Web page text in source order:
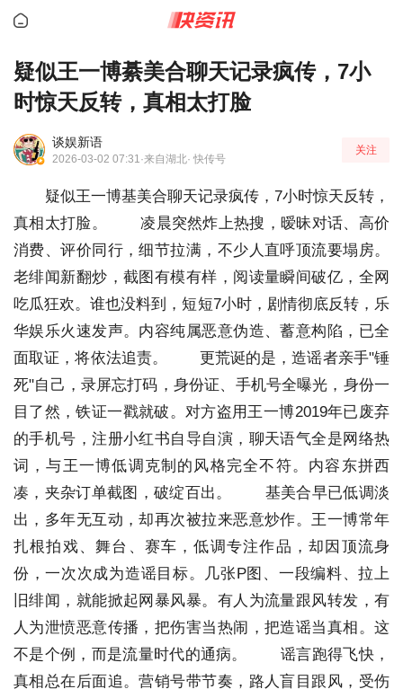
疑似王一博綦美合聊天记录疯传，7小
时惊天反转，真相太打脸
谈娱新语
2026-03-02 07:31·来自湖北· 快传号
关注
疑似王一博基美合聊天记录疯传，7小时惊天反转，
真相太打脸。
凌晨突然炸上热搜，暧昧对话、高价
消费、评价同行，细节拉满，不少人直呼顶流要塌房。
老绯闻新翻炒，截图有模有样，阅读量瞬间破亿，全网
吃瓜狂欢。谁也没料到，短短7小时，剧情彻底反转，乐
华娱乐火速发声。内容纯属恶意伪造、蓄意构陷，已全
面取证，将依法追责。
更荒诞的是，造谣者亲手"锤
死"自己，录屏忘打码，身份证、手机号全曝光，身份一
目了然，铁证一戳就破。对方盗用王一博2019年已废弃
的手机号，注册小红书自导自演，聊天语气全是网络热
词，与王一博低调克制的风格完全不符。内容东拼西
凑，夹杂订单截图，破绽百出。
基美合早已低调淡
出，多年无互动，却再次被拉来恶意炒作。王一博常年
扎根拍戏、舞台、赛车，低调专注作品，却因顶流身
份，一次次成为造谣目标。几张P图、一段编料、拉上
旧绯闻，就能掀起网暴风暴。有人为流量跟风转发，有
人为泄愤恶意传播，把伤害当热闹，把造谣当真相。这
不是个例，而是流量时代的通病。
谣言跑得飞快，
真相总在后面追。营销号带节奏，路人盲目跟风，受伤